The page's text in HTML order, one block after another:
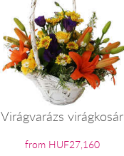
Virágvarázs virágkosár
from HUF27,160